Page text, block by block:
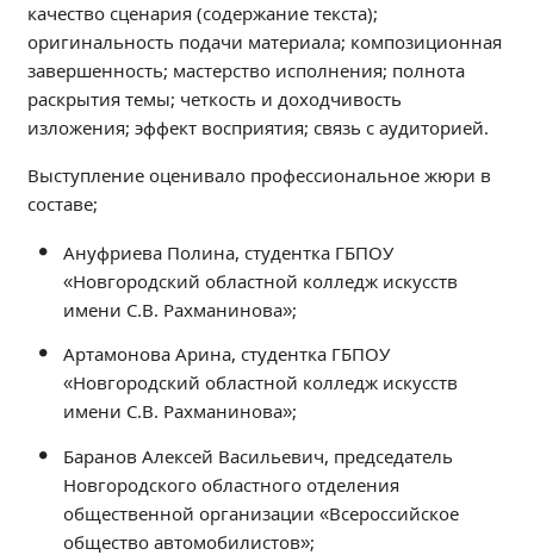
Общероссийская база вакансий "Работа в
России"
Сбербанк Онлайн - оплачивайте
образовательные услуги
качество сценария (содержание текста);
оригинальность подачи материала; композиционная
завершенность; мастерство исполнения; полнота
раскрытия темы; четкость и доходчивость
изложения; эффект восприятия; связь с аудиторией.
Выступление оценивало профессиональное жюри в
составе;
Ануфриева Полина, студентка ГБПОУ
«Новгородский областной колледж искусств
имени С.В. Рахманинова»;
Артамонова Арина, студентка ГБПОУ
«Новгородский областной колледж искусств
имени С.В. Рахманинова»;
Баранов Алексей Васильевич, председатель
Новгородского областного отделения
общественной организации «Всероссийское
общество автомобилистов»;